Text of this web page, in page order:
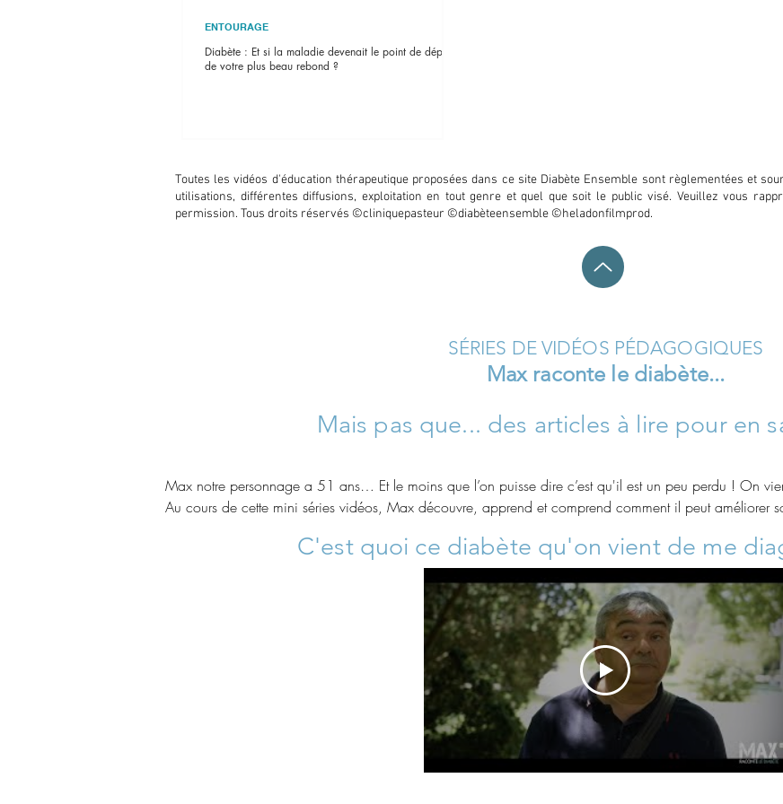
Diabète : Et si la maladie devenait le point de départ
de votre plus beau rebond ?
ENTOURAGE
Toutes les vidéos d'éducation thérapeutique proposées dans ce site Diabète Ensemble sont règlementées et
utilisations, différentes diffusions, exploitation en tout genre et quel que soit le public visé. Veuillez vous
permission. Tous droits réservés ©cliniquepasteur ©diabèteensemble ©heladonfilmprod.
SÉRIES DE VIDÉOS PÉDAGOGIQUES
Max raconte le diabète...
Mais pas que... des articles à lire pour en
Max notre personnage a 51 ans… Et le moins que l’on puisse dire c’est qu'il est un peu perdu ! On
Au cours de cette mini séries vidéos, Max découvre, apprend et comprend comment il peut améliorer
les conseils d'une spécialiste et de petites animations sont là pour avancer pas à pas dans une vie
C'est quoi ce diabète qu'on vient de me